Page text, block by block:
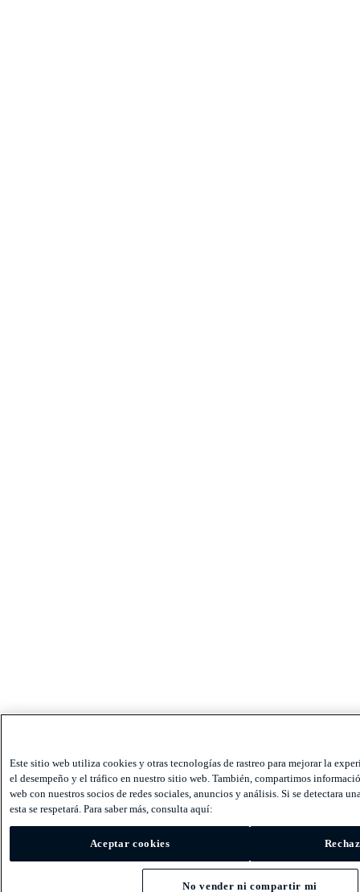
Este sitio web utiliza cookies y otras tecnologías de rastreo para mejorar la
el desempeño y el tráfico en nuestro sitio web. También, compartimos
web con nuestros socios de redes sociales, anuncios y análisis. Si se detectara
esta se respetará. Para saber más, consulta aquí:
Aceptar cookies
No vender ni compartir mi